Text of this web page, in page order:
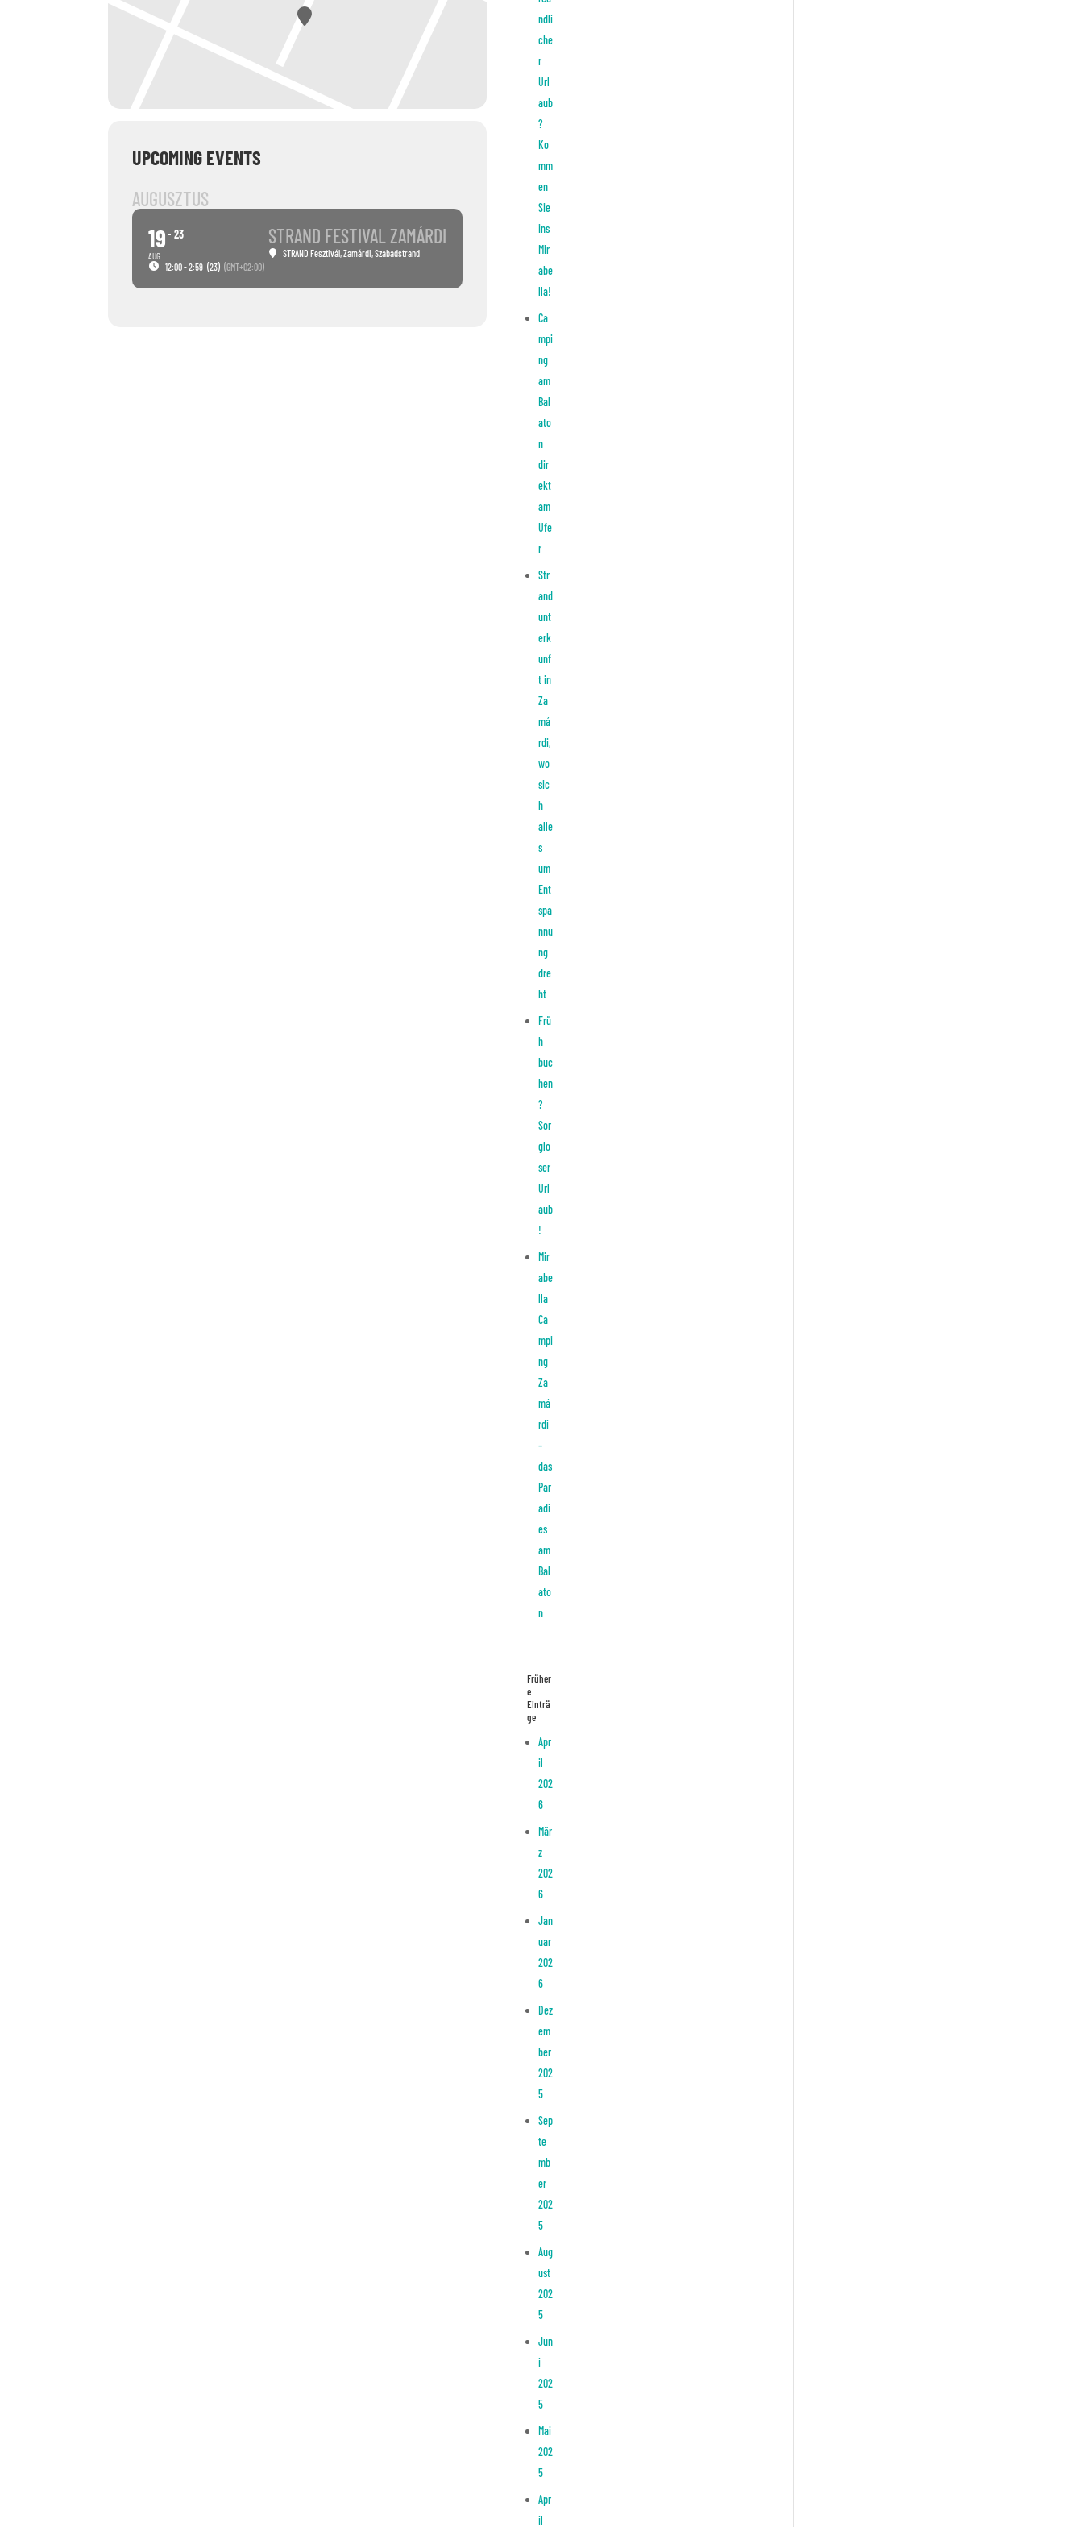
UPCOMING EVENTS
AUGUSZTUS
19
AUG.
23
12:00 - 2:59 (23) (GMT+02:00)
STRAND FESTIVAL ZAMÁRDI
STRAND Fesztivál , Zamárdi, Szabadstrand
ndli
che
r
Url
aub
?
Ko
mm
en
Sie
ins
Mir
abe
lla!
Ca
mpi
ng
am
Bal
ato
n
dir
ekt
am
Ufe
r
Str
and
unt
erk
unf
t in
Za
má
rdi,
wo
sic
h
alle
s
um
Ent
spa
nnu
ng
dre
ht
Frü
h
buc
hen
?
Sor
glo
ser
Url
aub
!
Mir
abe
lla
Ca
mpi
ng
Za
má
rdi
–
das
Par
adi
es
am
Bal
ato
n
Früher
e
Einträ
ge
Apr
il
202
6
Mär
z
202
6
Jan
uar
202
6
Dez
em
ber
202
5
Sep
te
mb
er
202
5
Aug
ust
202
5
Jun
i
202
5
Mai
202
5
Apr
il